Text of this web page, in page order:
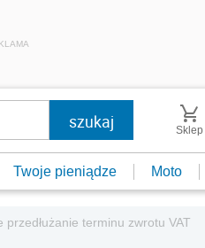
Sklep
Twoje pieniądze Moto
przedłużanie terminu zwrotu VAT